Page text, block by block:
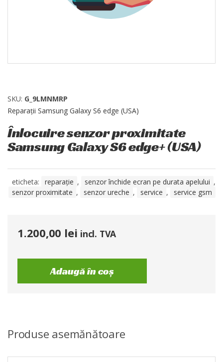
SKU: G_9LMNMRP
Reparații Samsung Galaxy S6 edge (USA)
Înlocuire senzor proximitate
Samsung Galaxy S6 edge+ (USA)
eticheta: reparație , senzor închide ecran pe durata apelului ,
senzor proximitate , senzor ureche , service , service gsm
1.200,00 lei incl. TVA
Adaugă în coș
Produse asemănătoare